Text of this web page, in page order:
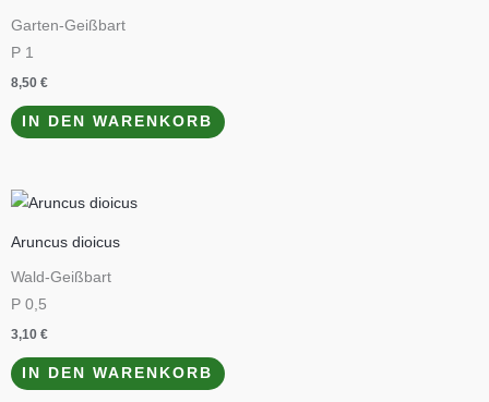
Garten-Geißbart
P 1
8,50 €
IN DEN WARENKORB
Aruncus dioicus
Wald-Geißbart
P 0,5
3,10 €
IN DEN WARENKORB